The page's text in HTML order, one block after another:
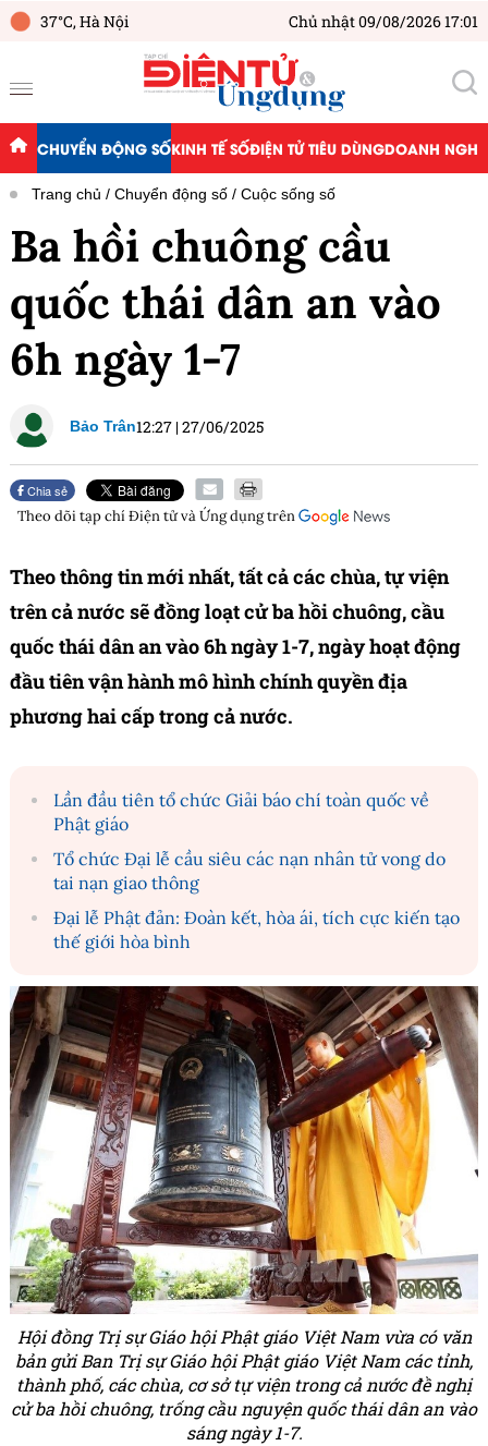
37°C,Hà Nội Chủ nhật 09/08/2026 17:01
CHUYỂN ĐỘNG SỐKINH TẾ SỐĐIỆN TỬ TIÊU DÙNGDOANH
Trang chủ Chuyển động số Cuộc sống số
Ba hồi chuông cầu
quốc thái dân an vào
6h ngày 1-7
Bảo Trân12:27 |27/06/2025
Chia sẻ
Theo dõi tạp chíĐiện tử và Ứng dụngtrên
Theo thông tin mới nhất, tất cả các chùa, tự viện
trên cả nước sẽ đồng loạt cử ba hồi chuông, cầu
quốc thái dân an vào 6h ngày 1-7, ngày hoạt động
đầu tiên vận hành mô hình chính quyền địa
phương hai cấp trong cả nước.
Lần đầu tiên tổ chức Giải báo chí toàn quốc về
Phật giáo
Tổ chức Đại lễ cầu siêu các nạn nhân tử vong do
tai nạn giao thông
Đại lễ Phật đản: Đoàn kết, hòa ái, tích cực kiến tạo
thế giới hòa bình
Hội đồng Trị sự Giáo hội Phật giáo Việt Nam vừa có văn
bản gửi Ban Trị sự Giáo hội Phật giáo Việt Nam các tỉnh,
thành phố, các chùa, cơ sở tự viện trong cả nước đề nghị
cử ba hồi chuông, trống cầu nguyện quốc thái dân an vào
sáng ngày 1-7.